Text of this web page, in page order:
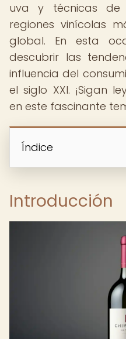
uva y técnicas de
regiones vinícolas
global. En esta
descubrir las
influencia del
el siglo XXI. ¡Sigan
en este fascinante
Índice
Introducción